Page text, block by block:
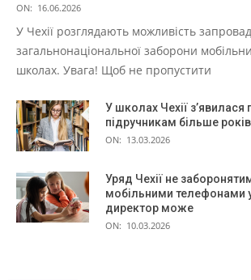
ON: 16.06.2026
У Чехії розглядають можливість
загальнонаціональної заборони
школах. Увага! Щоб не пропустити
У школах Чехії
підручникам більше
ON: 13.03.2026
Уряд Чехії не
мобільними телефонами
директор може
ON: 10.03.2026